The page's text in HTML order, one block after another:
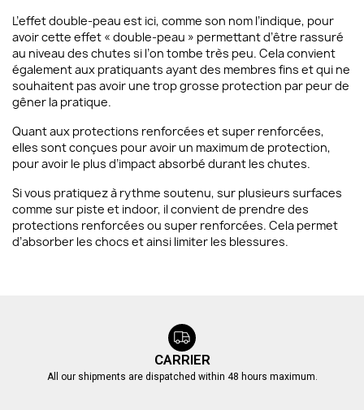
L’effet double-peau est ici, comme son nom l’indique, pour
avoir cette effet « double-peau » permettant d’être rassuré
au niveau des chutes si l’on tombe très peu. Cela convient
également aux pratiquants ayant des membres fins et qui ne
souhaitent pas avoir une trop grosse protection par peur de
gêner la pratique.
Quant aux protections renforcées et super renforcées,
elles sont conçues pour avoir un maximum de protection,
pour avoir le plus d’impact absorbé durant les chutes.
Si vous pratiquez à rythme soutenu, sur plusieurs surfaces
comme sur piste et indoor, il convient de prendre des
protections renforcées ou super renforcées. Cela permet
d’absorber les chocs et ainsi limiter les blessures.
CARRIER
All our shipments are dispatched within 48 hours maximum.